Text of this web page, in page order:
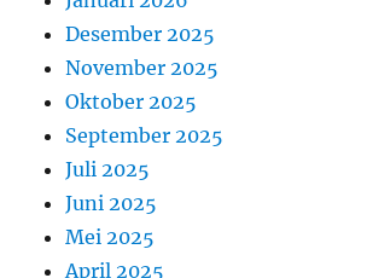
Desember 2025
November 2025
Oktober 2025
September 2025
Juli 2025
Juni 2025
Mei 2025
April 2025